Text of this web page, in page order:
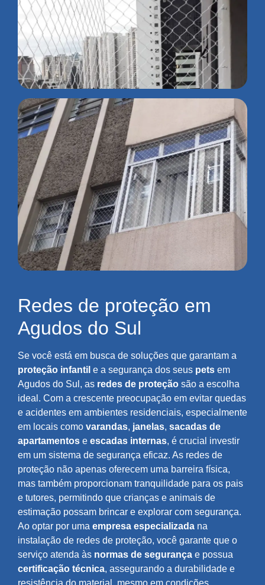
Redes de proteção em
Agudos do Sul
Se você está em busca de soluções que garantam a
proteção infantil e a segurança dos seus pets em
Agudos do Sul, as redes de proteção são a escolha
ideal. Com a crescente preocupação em evitar quedas
e acidentes em ambientes residenciais, especialmente
em locais como varandas, janelas, sacadas de
apartamentos e escadas internas, é crucial investir
em um sistema de segurança eficaz. As redes de
proteção não apenas oferecem uma barreira física,
mas também proporcionam tranquilidade para os pais
e tutores, permitindo que crianças e animais de
estimação possam brincar e explorar com segurança.
Ao optar por uma empresa especializada na
instalação de redes de proteção, você garante que o
serviço atenda às normas de segurança e possua
certificação técnica, assegurando a durabilidade e